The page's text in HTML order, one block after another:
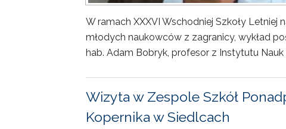
W ramach XXXVI Wschodniej Szkoły Letniej
młodych naukowców z zagranicy, wykład
hab. Adam Bobryk, profesor z Instytutu
Wizyta w Zespole Szkół
Kopernika w Siedlcach